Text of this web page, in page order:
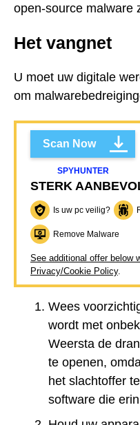
open-source malware
Het vangnet
U moet uw digitale
om
Scan Now
SPYHUNTER
STERK
Is uw pc veilig?
Remove Malware
See additional offer below
Privacy/Cookie Policy.
Wees
wordt met
Weersta de
te openen,
het slachtoffer
software die